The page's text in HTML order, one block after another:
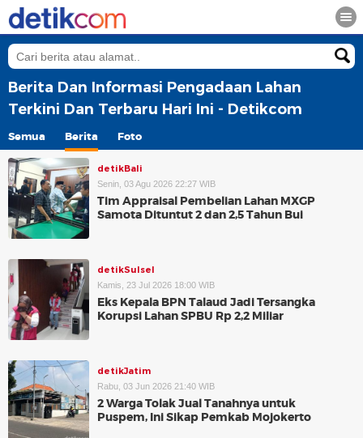
Berita Dan Informasi Pengadaan Lahan
Terkini Dan Terbaru Hari Ini - Detikcom
Semua Berita Foto
detikBali
Senin, 03 Agu 2026 22:27 WIB
Tim Appraisal Pembelian Lahan MXGP
Samota Dituntut 2 dan 2,5 Tahun Bui
detikSulsel
Kamis, 23 Jul 2026 18:00 WIB
Eks Kepala BPN Talaud Jadi Tersangka
Korupsi Lahan SPBU Rp 2,2 Miliar
detikJatim
Rabu, 03 Jun 2026 21:40 WIB
2 Warga Tolak Jual Tanahnya untuk
Puspem, Ini Sikap Pemkab Mojokerto